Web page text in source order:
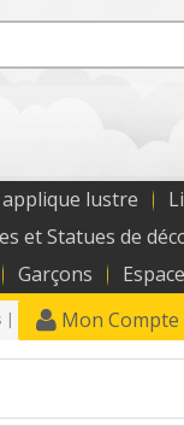
lustre
et Statues de
Garçons
| Mon Compte